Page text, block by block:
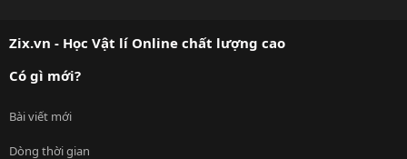
Zix.vn - Học Vật lí Online chất lượng cao
Có gì mới?
Bài viết mới
Dòng thời gian